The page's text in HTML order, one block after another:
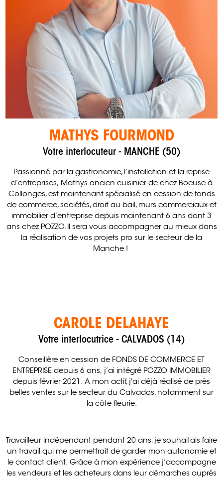
MATHYS FOURMOND
Votre interlocuteur - MANCHE (50)
Passionné par la gastronomie, l’installation et la reprise
d’entreprises, Mathys ancien cuisinier de chez Bocuse à
Collonges, est maintenant spécialisé en cession de fonds
de commerce, sociétés, droit au bail, murs commerciaux et
immobilier d’entreprise depuis maintenant 6 ans dont 3
ans chez POZZO. Il sera vous accompagner au mieux dans
la réalisation de vos projets pro sur le secteur de la
Manche !
CAROLE DELAHAYE
Votre interlocutrice - CALVADOS (14)
Conseillère en cession de FONDS DE COMMERCE ET
ENTREPRISE depuis 6 ans, j’ai intégré POZZO IMMOBILIER
depuis février 2021. A mon actif, j'ai déjà réalisé de près
belles ventes sur le secteur du Calvados, notamment sur
la côte fleurie.
Travailleur indépendant pendant 20 ans, je souhaitais faire
un travail qui me permettrait de garder mon autonomie et
le contact client. Grâce à mon expérience j’accompagne
les vendeurs et les acheteurs dans leur démarches auprès